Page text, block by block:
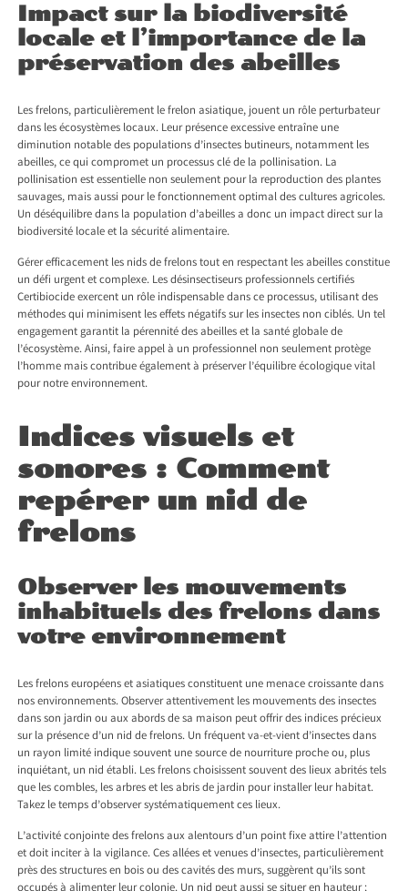
Impact sur la biodiversité
locale et l’importance de la
préservation des abeilles
Les frelons, particulièrement le frelon asiatique, jouent un rôle perturbateur
dans les écosystèmes locaux. Leur présence excessive entraîne une
diminution notable des populations d’insectes butineurs, notamment les
abeilles, ce qui compromet un processus clé de la pollinisation. La
pollinisation est essentielle non seulement pour la reproduction des plantes
sauvages, mais aussi pour le fonctionnement optimal des cultures agricoles.
Un déséquilibre dans la population d’abeilles a donc un impact direct sur la
biodiversité locale et la sécurité alimentaire.
Gérer efficacement les nids de frelons tout en respectant les abeilles constitue
un défi urgent et complexe. Les désinsectiseurs professionnels certifiés
Certibiocide exercent un rôle indispensable dans ce processus, utilisant des
méthodes qui minimisent les effets négatifs sur les insectes non ciblés. Un tel
engagement garantit la pérennité des abeilles et la santé globale de
l’écosystème. Ainsi, faire appel à un professionnel non seulement protège
l’homme mais contribue également à préserver l’équilibre écologique vital
pour notre environnement.
Indices visuels et
sonores : Comment
repérer un nid de
frelons
Observer les mouvements
inhabituels des frelons dans
votre environnement
Les frelons européens et asiatiques constituent une menace croissante dans
nos environnements. Observer attentivement les mouvements des insectes
dans son jardin ou aux abords de sa maison peut offrir des indices précieux
sur la présence d’un nid de frelons. Un fréquent va-et-vient d’insectes dans
un rayon limité indique souvent une source de nourriture proche ou, plus
inquiétant, un nid établi. Les frelons choisissent souvent des lieux abrités tels
que les combles, les arbres et les abris de jardin pour installer leur habitat.
Takez le temps d’observer systématiquement ces lieux.
L’activité conjointe des frelons aux alentours d’un point fixe attire l’attention
et doit inciter à la vigilance. Ces allées et venues d’insectes, particulièrement
près des structures en bois ou des cavités des murs, suggèrent qu’ils sont